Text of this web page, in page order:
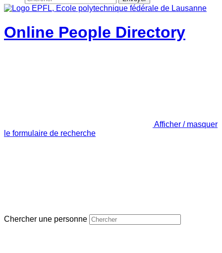
Online People Directory
Afficher / masquer
le formulaire de recherche
Chercher une personne